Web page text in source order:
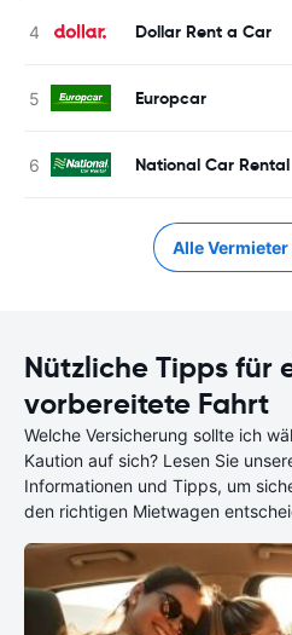
Dollar Rent a Car
Europcar
National Car Rental
Alle
Nützliche Tipps für
vorbereitete Fahrt
Welche Versicherung sollte ich
Kaution auf sich? Lesen Sie
Informationen und Tipps, um
den richtigen Mietwagen